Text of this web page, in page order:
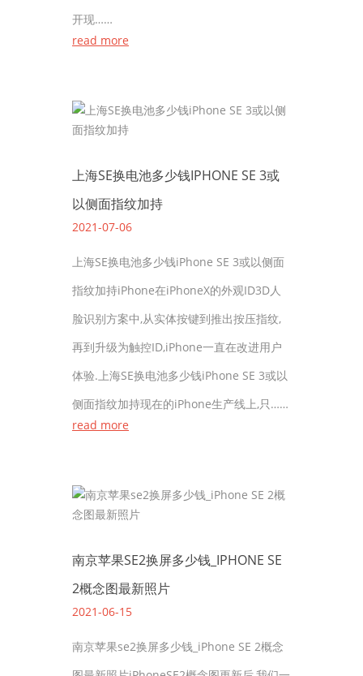
开现……
read more
上海SE换电池多少钱IPHONE SE 3或
以侧面指纹加持
2021-07-06
上海SE换电池多少钱iPhone SE 3或以侧面
指纹加持iPhone在iPhoneX的外观ID3D人
脸识别方案中,从实体按键到推出按压指纹,
再到升级为触控ID,iPhone一直在改进用户
体验.上海SE换电池多少钱iPhone SE 3或以
侧面指纹加持现在的iPhone生产线上,只……
read more
南京苹果SE2换屏多少钱_IPHONE SE
2概念图最新照片
2021-06-15
南京苹果se2换屏多少钱_iPhone SE 2概念